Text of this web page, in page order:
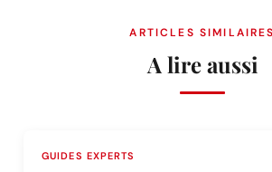
ARTICLES SIMILAIRES
A lire aussi
GUIDES EXPERTS